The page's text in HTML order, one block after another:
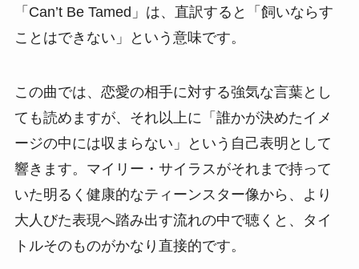
「Can’t Be Tamed」は、直訳すると「飼いならす
ことはできない」という意味です。
この曲では、恋愛の相手に対する強気な言葉とし
ても読めますが、それ以上に「誰かが決めたイメ
ージの中には収まらない」という自己表明として
響きます。マイリー・サイラスがそれまで持って
いた明るく健康的なティーンスター像から、より
大人びた表現へ踏み出す流れの中で聴くと、タイ
トルそのものがかなり直接的です。